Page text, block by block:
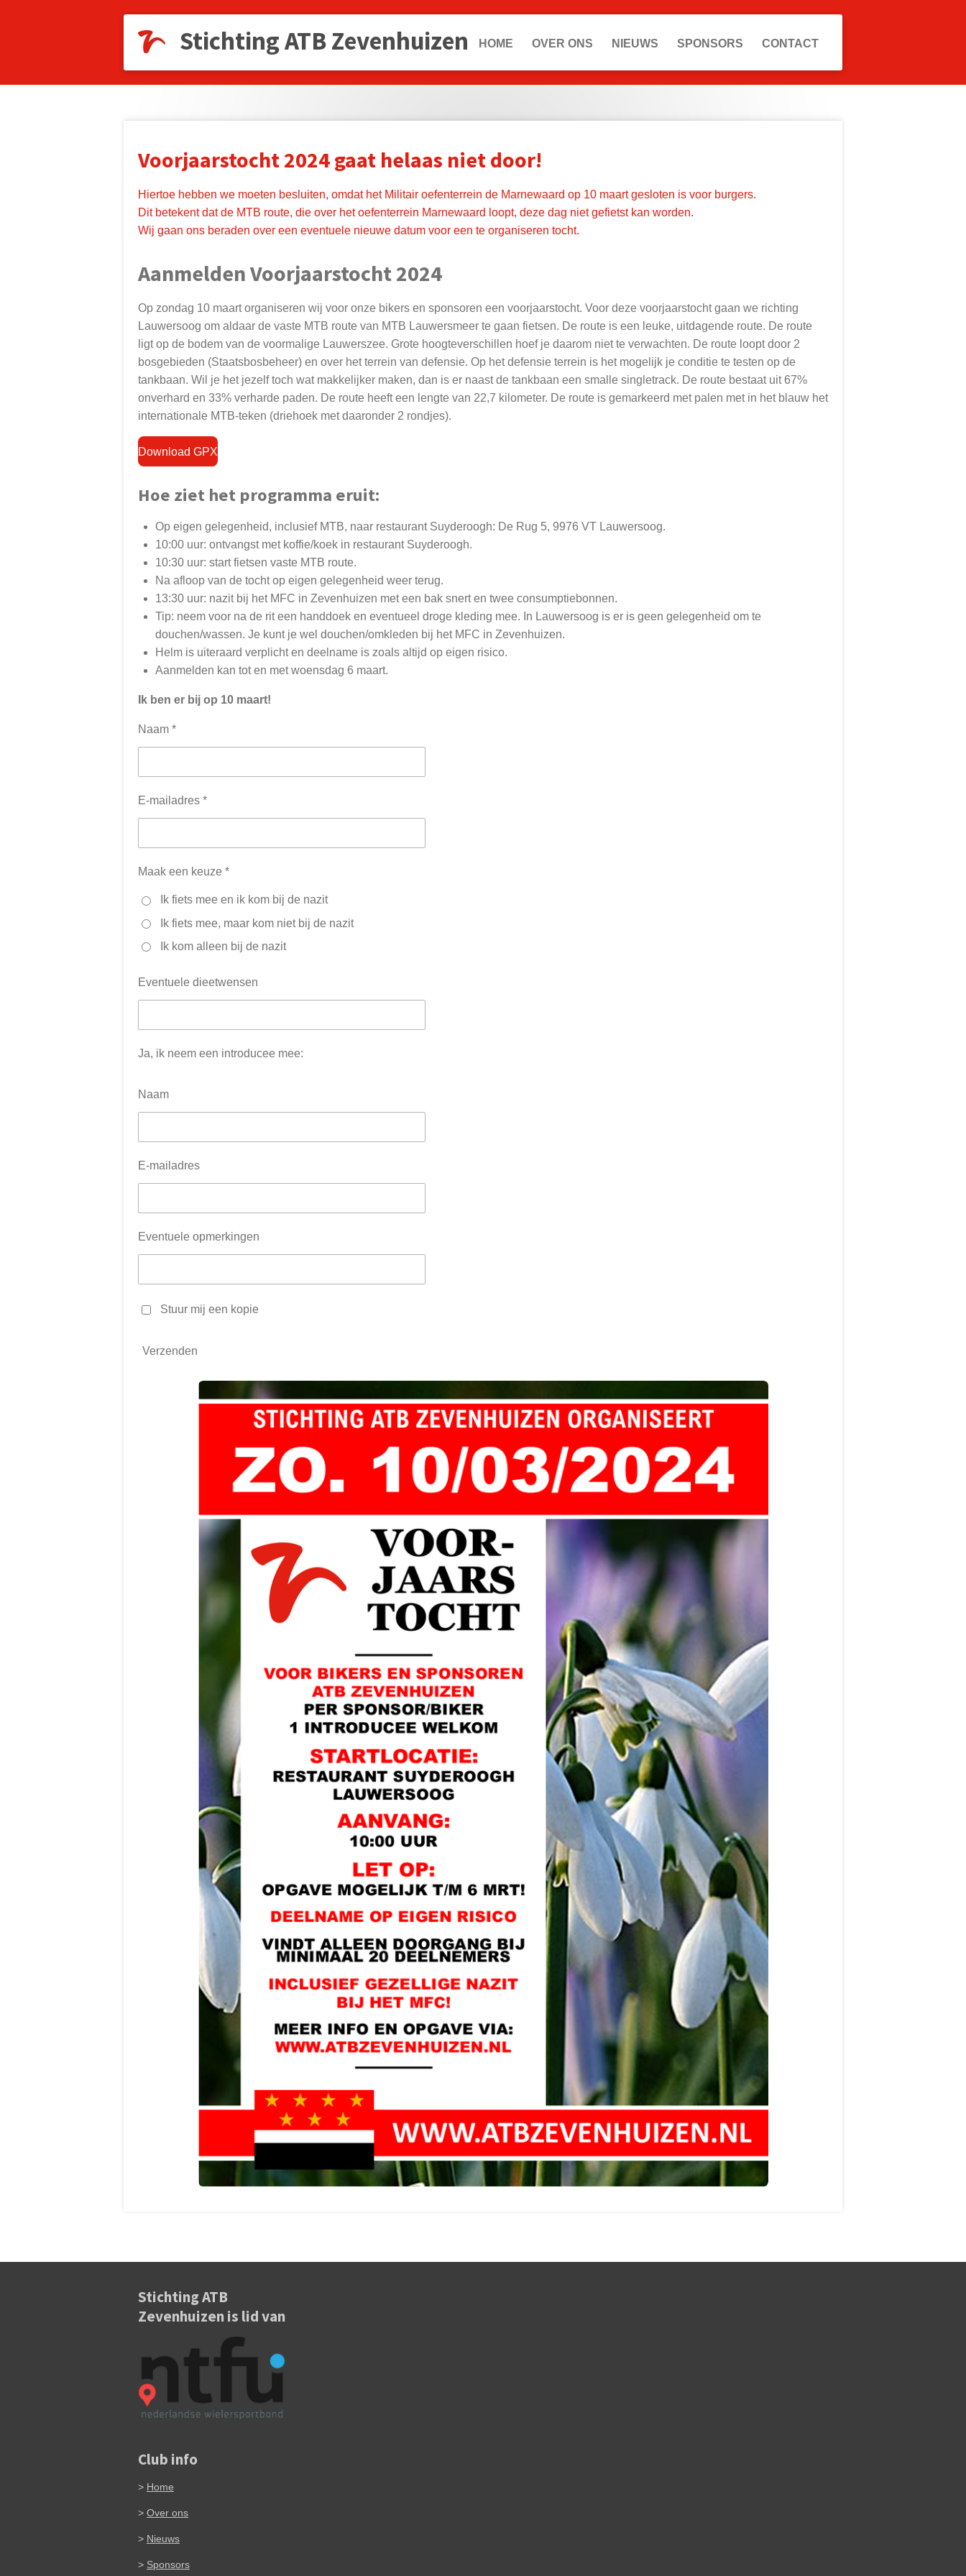
hoofdinhoud
Stichting ATB Zevenhuizen HOME OVER ONS NIEUWS SPONSORS CONTACT
Voorjaarstocht 2024 gaat helaas niet door!
Hiertoe hebben we moeten besluiten, omdat het Militair oefenterrein de Marnewaard op 10 maart gesloten is voor burgers.
Dit betekent dat de MTB route, die over het oefenterrein Marnewaard loopt, deze dag niet gefietst kan worden.
Wij gaan ons beraden over een eventuele nieuwe datum voor een te organiseren tocht.
Aanmelden Voorjaarstocht 2024
Op zondag 10 maart organiseren wij voor onze bikers en sponsoren een voorjaarstocht. Voor deze voorjaarstocht gaan we richting
Lauwersoog om aldaar de vaste MTB route van MTB Lauwersmeer te gaan fietsen. De route is een leuke, uitdagende route. De route
ligt op de bodem van de voormalige Lauwerszee. Grote hoogteverschillen hoef je daarom niet te verwachten. De route loopt door 2
bosgebieden (Staatsbosbeheer) en over het terrein van defensie. Op het defensie terrein is het mogelijk je conditie te testen op de
tankbaan. Wil je het jezelf toch wat makkelijker maken, dan is er naast de tankbaan een smalle singletrack. De route bestaat uit 67%
onverhard en 33% verharde paden. De route heeft een lengte van 22,7 kilometer. De route is gemarkeerd met palen met in het blauw het
internationale MTB-teken (driehoek met daaronder 2 rondjes).
Download GPX
Hoe ziet het programma eruit:
Op eigen gelegenheid, inclusief MTB, naar restaurant Suyderoogh: De Rug 5, 9976 VT Lauwersoog.
10:00 uur: ontvangst met koffie/koek in restaurant Suyderoogh.
10:30 uur: start fietsen vaste MTB route.
Na afloop van de tocht op eigen gelegenheid weer terug.
13:30 uur: nazit bij het MFC in Zevenhuizen met een bak snert en twee consumptiebonnen.
Tip: neem voor na de rit een handdoek en eventueel droge kleding mee. In Lauwersoog is er is geen gelegenheid om te
douchen/wassen. Je kunt je wel douchen/omkleden bij het MFC in Zevenhuizen.
Helm is uiteraard verplicht en deelname is zoals altijd op eigen risico.
Aanmelden kan tot en met woensdag 6 maart.
Ik ben er bij op 10 maart!
Naam *
E-mailadres *
Maak een keuze *
Ik fiets mee en ik kom bij de nazit
Ik fiets mee, maar kom niet bij de nazit
Ik kom alleen bij de nazit
Eventuele dieetwensen
Ja, ik neem een introducee mee:
Naam
E-mailadres
Eventuele opmerkingen
Stuur mij een kopie
Verzenden
Stichting ATB
Zevenhuizen is lid van
Club info
> Home
> Over ons
> Nieuws
> Sponsors